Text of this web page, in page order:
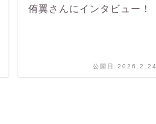
侑翼さんにインタビュー！
公開日 2026.2.24